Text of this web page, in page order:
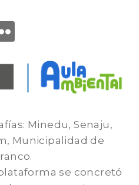
Minedu, Senaju,
Municipalidad de
se concretó